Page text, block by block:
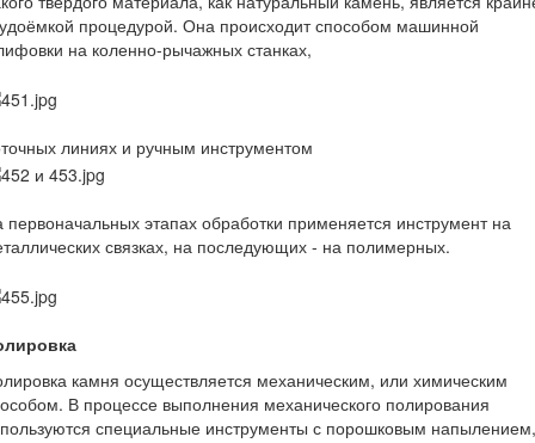
процедурой. Она происходит способом машинной
на коленно-рычажных станках,
линиях и ручным инструментом
первоначальных этапах обработки применяется инструмент на
связках, на последующих - на полимерных.
камня осуществляется механическим, или химическим
В процессе выполнения механического полирования
специальные инструменты с порошковым напылением,